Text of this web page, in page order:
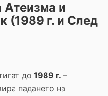
Атеизма и
(1989 г. и След
до 1989 г. –
падането на